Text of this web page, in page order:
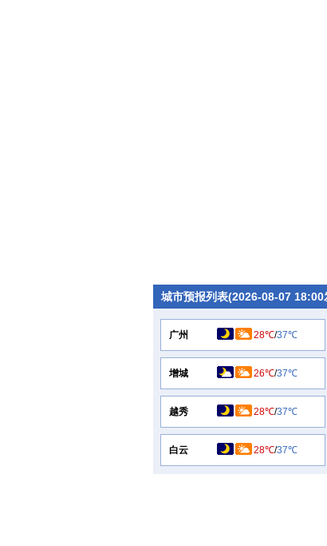
城市预报列表(2026-08-07 18:00
广州 28℃/37℃
增城 26℃/37℃
越秀 28℃/37℃
白云 28℃/37℃